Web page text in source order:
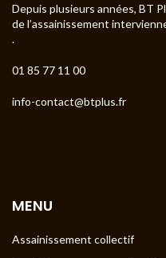
Depuis plusieurs années, BT
de l’assainissement
.
01 85 77 11 00
info-contact@btplus.fr
MENU
Assainissement collectif